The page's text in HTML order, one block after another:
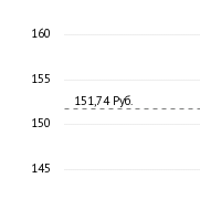
151,74 Руб.
145
150
155
160